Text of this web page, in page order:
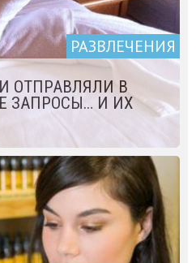
РАЗВЛЕЧЕНИЯ
ОТПРАВЛЯЛИ В
ЗАПРОСЫ… И ИХ